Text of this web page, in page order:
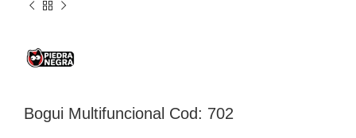
Bogui Multifuncional Cod: 702